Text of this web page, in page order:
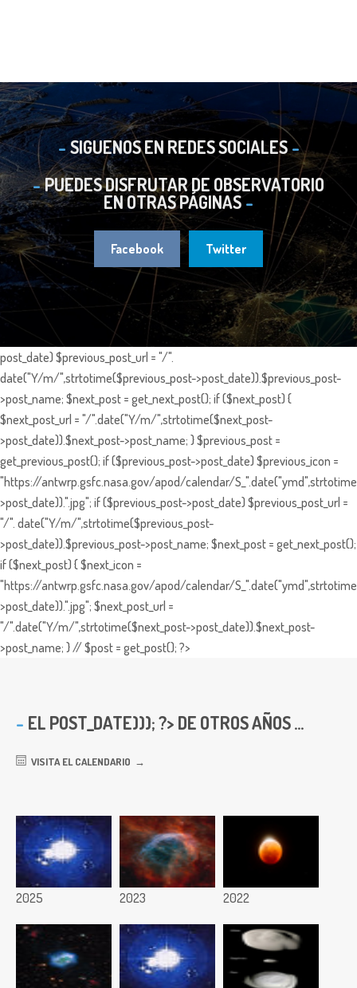
SIGUENOS EN REDES SOCIALES
PUEDES DISFRUTAR DE OBSERVATORIO
EN OTRAS PÁGINAS
Facebook Twitter
post_date) $previous_post_url = "/".
date("Y/m/",strtotime($previous_post->post_date)).$previous_post-
>post_name; $next_post = get_next_post(); if ($next_post) {
$next_post_url = "/".date("Y/m/",strtotime($next_post-
>post_date)).$next_post->post_name; } $previous_post =
get_previous_post(); if ($previous_post->post_date) $previous_icon =
"https://antwrp.gsfc.nasa.gov/apod/calendar/
>post_date)).".jpg"; if ($previous_post->post_date) $previous_post_url =
"/". date("Y/m/",strtotime($previous_post-
>post_date)).$previous_post->post_name; $next_post = get_next_post();
if ($next_post) { $next_icon =
"https://antwrp.gsfc.nasa.gov/apod/calendar/
>post_date)).".jpg"; $next_post_url =
"/".date("Y/m/",strtotime($next_post->post_date)).$next_post-
>post_name; } // $post = get_post(); ?>
EL POST_DATE))); ?> DE OTROS AÑOS ...
VISITA EL CALENDARIO
2025 2023 2022